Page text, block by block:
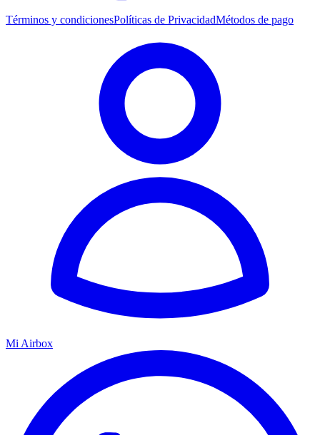
Términos y condicionesPolíticas de PrivacidadMétodos de pago
Mi Airbox